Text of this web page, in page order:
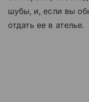
шубы, и, если вы
отдать ее в ателье.